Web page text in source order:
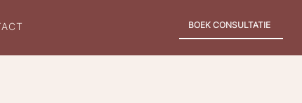
BOEK CONSULTATIE